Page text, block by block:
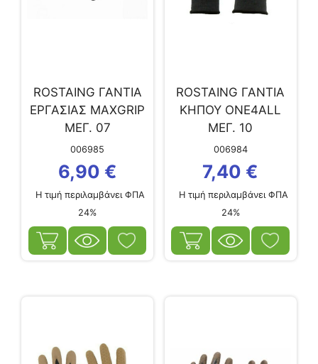
ROSTAING ΓΑΝΤΙΑ
ΕΡΓΑΣΙΑΣ MAXGRIP
ΜΕΓ. 07
006985
6,90 €
Η τιμή περιλαμβάνει ΦΠΑ
24%
ROSTAING ΓΑΝΤΙΑ
ΚΗΠΟΥ ONE4ALL
ΜΕΓ. 10
006984
7,40 €
Η τιμή περιλαμβάνει ΦΠΑ
24%